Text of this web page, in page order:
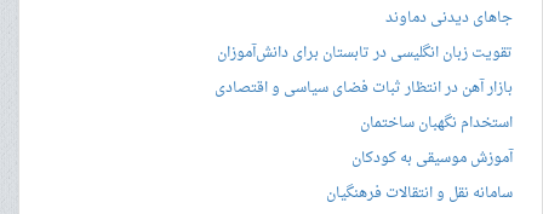
جاهای دیدنی دماوند
تقویت زبان انگلیسی در تابستان برای دانش‌آموزان
بازار آهن در انتظار ثبات فضای سیاسی و اقتصادی
استخدام نگهبان ساختمان
آموزش موسیقی به کودکان
سامانه نقل و انتقالات فرهنگیان